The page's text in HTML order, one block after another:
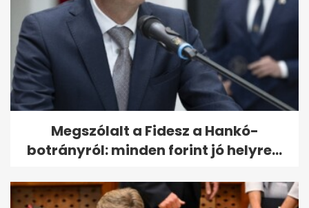
Megszólalt a Fidesz a Hankó-
botrányról: minden forint jó helyre...